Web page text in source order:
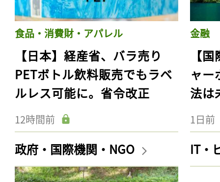
食品・消費財・アパレル
【日本】経産省、バラ売り
PETボトル飲料販売でもラベ
ルレス可能に。省令改正
12時間前
金融
【
ャー
法は
1日前
政府・国際機関・NGO IT・